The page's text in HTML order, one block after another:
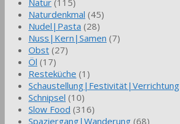
Naturdenkmal (45)
Nudel|Pasta (28)
Nuss|Kern|Samen (7)
Obst (27)
Öl (17)
Resteküche (1)
Schaustellung|Festivität|Verrichtung
Schnipsel (10)
Slow Food (316)
Spaziergang|Wanderung (68)